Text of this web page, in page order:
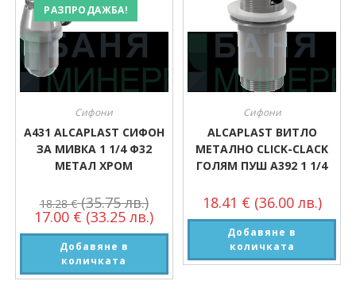
РАЗПРОДАЖБА!
Сифони
А431 ALCAPLAST СИФОН
ЗА МИВКА 1 1/4 Ф32
МЕТАЛ ХРОМ
18.28€ (35.75 лв.)
17.00 € (33.25 лв.)
Добавяне в
количката
Сифони
ALCAPLAST ВИТЛО
МЕТАЛНО CLICK-CLACK
ГОЛЯМ ПУШ A392 1 1/4
18.41 € (36.00 лв.)
Добавяне в
количката